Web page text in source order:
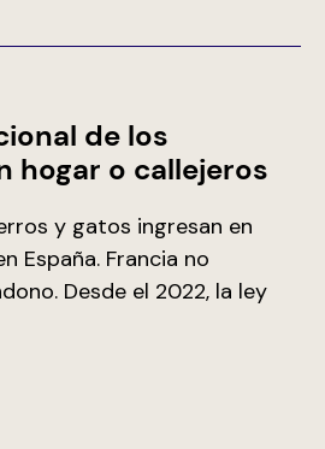
de los
hogar o callejeros
y gatos ingresan en
España. Francia no
Desde el 2022, la ley